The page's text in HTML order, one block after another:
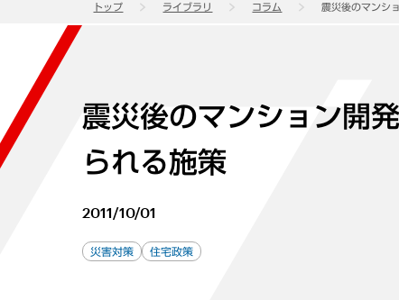
トップ ライブラリ コラム 震災後のマンシ
震災後のマンション開
られる施策
2011/10/01
災害対策 住宅政策